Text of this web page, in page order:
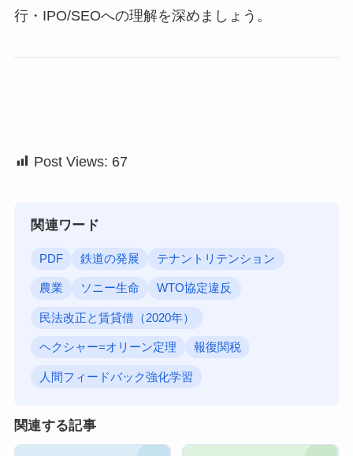
行・IPO/SEOへの理解を深めましょう。
Post Views: 67
関連ワード
PDF 鉄道の発展 テナントリテンション
農業 ソニー生命 WTO協定違反
民法改正と賃貸借（2020年）
ヘクシャー=オリーン定理 報復関税
人間フィードバック強化学習
関連する記事